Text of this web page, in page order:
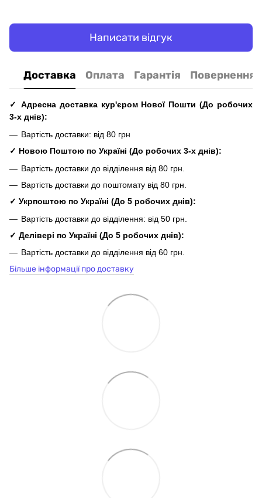
Написати відгук
Доставка Оплата Гарантія Повернення
✓ Адресна доставка кур'єром Нової Пошти(До робочих
3-х днів):
Вартість доставки: від 80 грн
✓ Новою Поштою по Україні (До робочих 3-х днів):
Вартість доставки до відділення від 80 грн.
Вартість доставки до поштомату від 80 грн.
✓ Укрпоштою по Україні (До 5 робочих днів):
Вартість доставки до відділення: від 50 грн.
✓ Делівері по Україні (До 5 робочих днів):
Вартість доставки до відділення від 60 грн.
Більше інформації про доставку